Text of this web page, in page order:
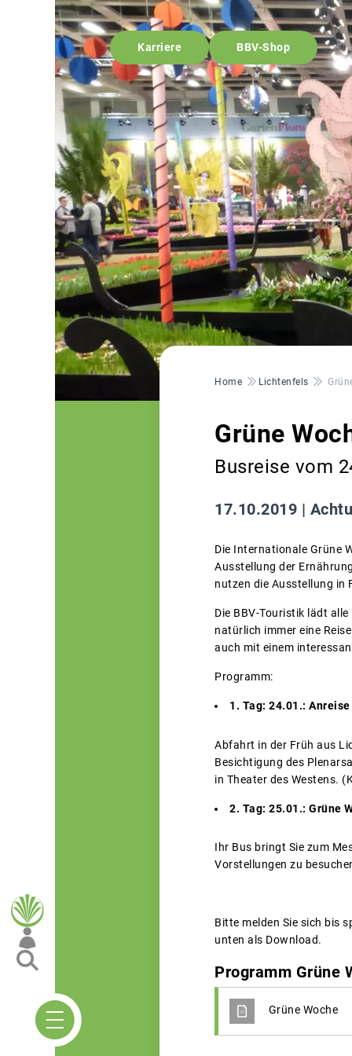
Karriere BBV-Shop
Pfadnavigation
Home Lichtenfels
Grüne
Busreise vom
17.10.2019 |
Die Internationale Grüne
Ausstellung der
nutzen die Ausstellung in
Die BBV-Touristik lädt
natürlich immer eine
auch mit einem
Programm:
1. Tag: 24.01.: Anreise
Abfahrt in der Früh aus
Besichtigung des
in Theater des Westens.
2. Tag: 25.01.: Grüne
Ihr Bus bringt Sie zum
Vorstellungen zu
Bitte melden Sie sich bis
unten als Download.
Programm Grüne
Grüne Woche